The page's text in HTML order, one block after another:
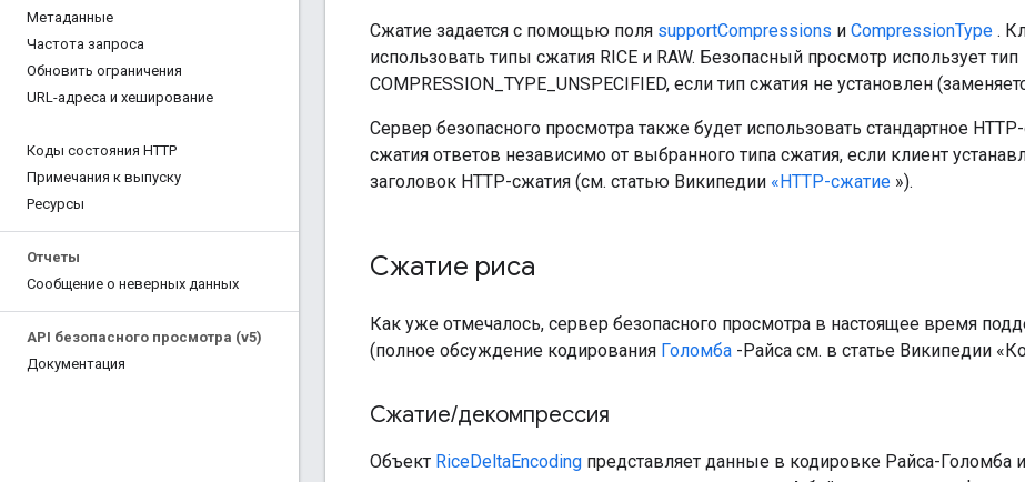
Метаданные
Частота запроса
Обновить ограничения
URL-адреса и хеширование
Коды состояния HTTP
Примечания к выпуску
Ресурсы
Отчеты
Сообщение о неверных данных
API безопасного просмотра (v5)
Документация
Сжатие задается с помощью поля supportCompressions и CompressionType .
использовать типы сжатия RICE и RAW. Безопасный просмотр использует тип
COMPRESSION_TYPE_UNSPECIFIED, если тип сжатия не установлен
Сервер безопасного просмотра также будет использовать стандартное
сжатия ответов независимо от выбранного типа сжатия, если клиент
заголовок HTTP-сжатия (см. статью Википедии «HTTP-сжатие »).
Сжатие риса
Как уже отмечалось, сервер безопасного просмотра в настоящее время
(полное обсуждение кодирования Голомба -Райса см. в статье Википедии
Сжатие/декомпрессия
Объект RiceDeltaEncoding представляет данные в кодировке Райса-Голомба